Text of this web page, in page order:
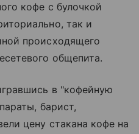
кофе с булочкой
так и
происходящего
общепита.
в "кофейную
барист,
цену стакана кофе на